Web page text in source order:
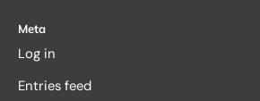
Meta
Log in
Entries feed